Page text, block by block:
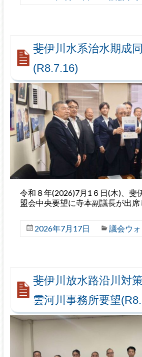
斐伊川水系治水期成
(R8.7.16)
令和８年(2026)7月1６日(木)、斐
盟会中央要望に寺本副議長が出
2026年7月17日 議会ウ
斐伊川放水路沿川対
雲河川事務所要望